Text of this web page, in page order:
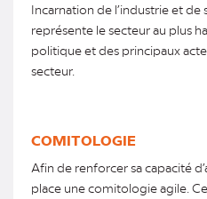
Incarnation de l’industrie et
représente le secteur au plus
politique et des principaux
secteur.
COMITOLOGIE
Afin de renforcer sa capacité
place une comitologie agile.